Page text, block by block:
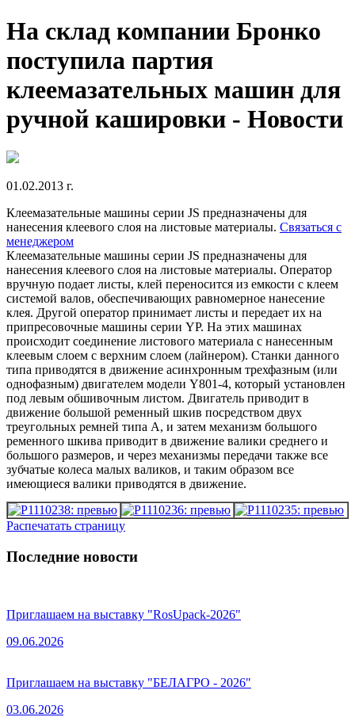
На склад компании Бронко
поступила партия
клеемазательных машин для
ручной кашировки - Новости
01.02.2013 г.
Клеемазательные машины серии JS предназначены для
нанесения клеевого слоя на листовые материалы. Связаться с
менеджером
Клеемазательные машины серии JS предназначены для
нанесения клеевого слоя на листовые материалы. Оператор
вручную подает листы, клей переносится из емкости с клеем
системой валов, обеспечивающих равномерное нанесение
клея. Другой оператор принимает листы и передает их на
припресовочные машины серии YP. На этих машинах
происходит соединение листового материала с нанесенным
клеевым слоем с верхним слоем (лайнером). Станки данного
типа приводятся в движение асинхронным трехфазным (или
однофазным) двигателем модели Y801-4, который установлен
под левым обшивочным листом. Двигатель приводит в
движение большой ременный шкив посредством двух
треугольных ремней типа А, и затем механизм большого
ременного шкива приводит в движение валики среднего и
большого размеров, и через механизмы передачи также все
зубчатые колеса малых валиков, и таким образом все
имеющиеся валики приводятся в движение.
Распечатать страницу
Последние новости
Приглашаем на выставку "RosUpack-2026"
09.06.2026
Приглашаем на выставку "БЕЛАГРО - 2026"
03.06.2026